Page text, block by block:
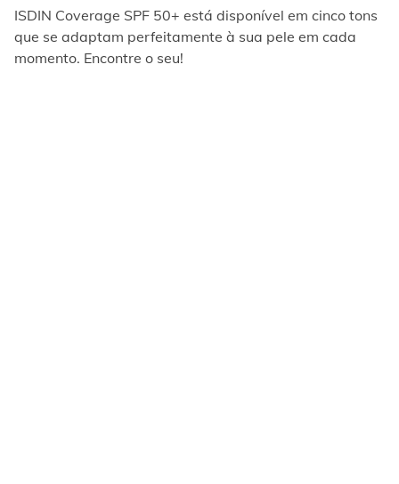
ISDIN Coverage SPF 50+ está disponível em cinco tons
que se adaptam perfeitamente à sua pele em cada
momento. Encontre o seu!